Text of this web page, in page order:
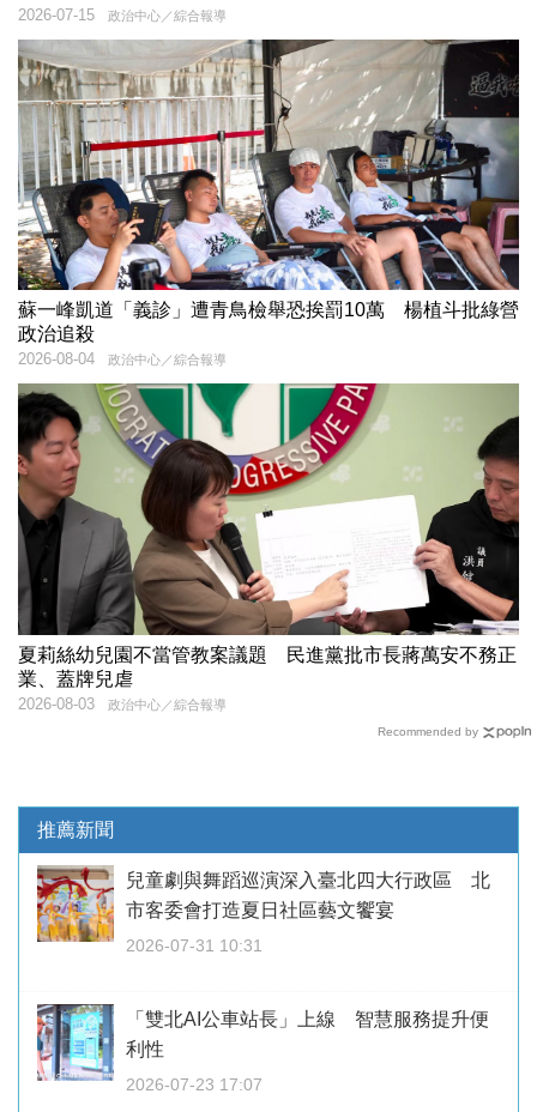
政治中心／綜合報導
2026-07-15
蘇一峰凱道「義診」遭青鳥檢舉恐挨罰10萬 楊植斗批綠營
政治追殺
政治中心／綜合報導
2026-08-04
夏莉絲幼兒園不當管教案議題 民進黨批市長蔣萬安不務正
業、蓋牌兒虐
政治中心／綜合報導
2026-08-03
Recommended by
推薦新聞
兒童劇與舞蹈巡演深入臺北四大行政區 北
市客委會打造夏日社區藝文饗宴
2026-07-31 10:31
「雙北AI公車站長」上線 智慧服務提升便
利性
2026-07-23 17:07